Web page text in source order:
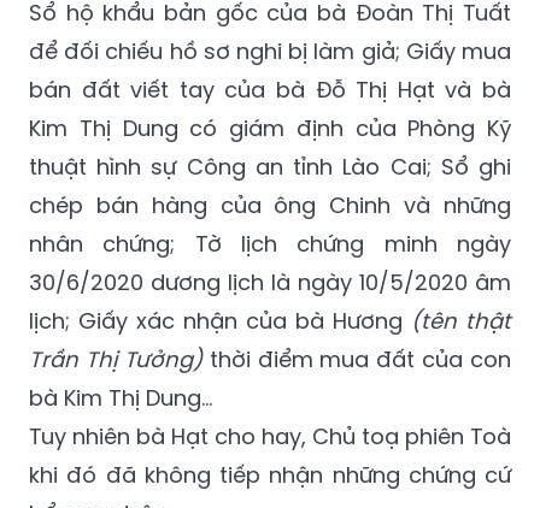
Sổ hộ khẩu bản gốc của bà Đoàn Thị Tuất
để đối chiếu hồ sơ nghi bị làm giả; Giấy mua
bán đất viết tay của bà Đỗ Thị Hạt và bà
Kim Thị Dung có giám định của Phòng Kỹ
thuật hình sự Công an tỉnh Lào Cai; Sổ ghi
chép bán hàng của ông Chinh và những
nhân chứng; Tờ lịch chứng minh ngày
30/6/2020 dương lịch là ngày 10/5/2020 âm
lịch; Giấy xác nhận của bà Hương (tên thật
Trần Thị Tưởng)thời điểm mua đất của con
bà Kim Thị Dung…
Tuy nhiên bà Hạt cho hay, Chủ toạ phiên Toà
khi đó đã không tiếp nhận những chứng cứ